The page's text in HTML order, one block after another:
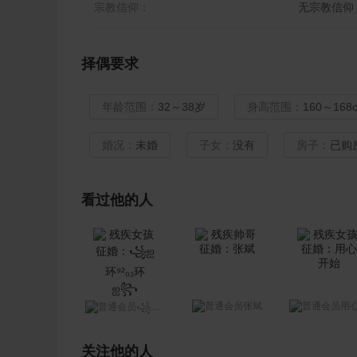
宗教信仰： 无宗教信仰
择偶要求
年龄范围： 32～38岁 身高范围： 160～
婚况： 未婚 子女： 没有 房子： 已购
看过他的人
꧁ஐ环⁹²₀₂环ஐ꧂ 张斌 用心
关注他的人